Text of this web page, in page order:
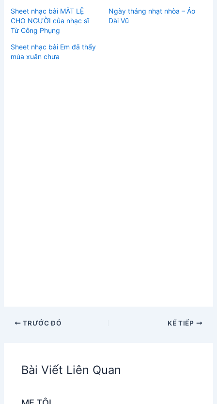
Sheet nhạc bài MẮT LỆ
CHO NGƯỜI của nhạc sĩ
Từ Công Phụng
Ngày tháng nhạt nhòa – Áo
Dài Vũ
Sheet nhạc bài Em đã thấy
mùa xuân chưa
TRƯỚC ĐÓ KẾ TIẾP
Bài Viết Liên Quan